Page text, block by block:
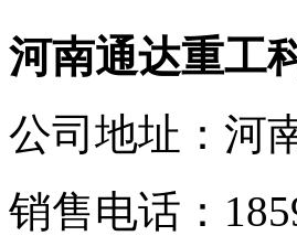
河南通达重工
公司地址：河
销售电话：